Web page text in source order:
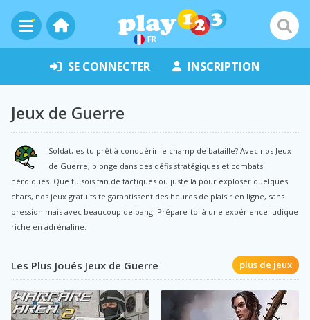
FR
SE CONNECTER INSCRIPTION
Jeux de Guerre
Soldat, es-tu prêt à conquérir le champ de bataille? Avec nos Jeux
de Guerre, plonge dans des défis stratégiques et combats
héroïques. Que tu sois fan de tactiques ou juste là pour exploser quelques
chars, nos jeux gratuits te garantissent des heures de plaisir en ligne, sans
pression mais avec beaucoup de bang! Prépare-toi à une expérience ludique
riche en adrénaline.
Les Plus Joués Jeux de Guerre plus de jeux